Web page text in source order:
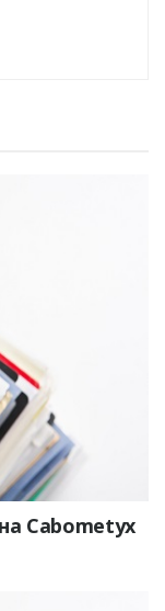
Cabometyx